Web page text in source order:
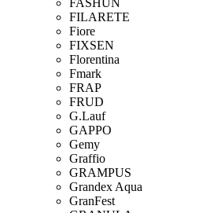
FASHUN
FILARETE
Fiore
FIXSEN
Florentina
Fmark
FRAP
FRUD
G.Lauf
GAPPO
Gemy
Graffio
GRAMPUS
Grandex Aqua
GranFest